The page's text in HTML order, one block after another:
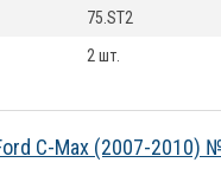
75.ST2
2 шт.
C-Max (2007-2010)